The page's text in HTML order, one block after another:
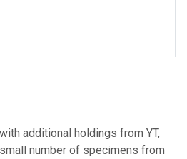
additional holdings from YT,
small number of specimens from